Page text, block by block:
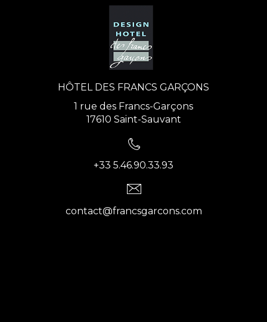
HÔTEL DES FRANCS GARÇONS
1 rue des Francs-Garçons
17610 Saint-Sauvant
+33 5.46.90.33.93
contact@francsgarcons.com